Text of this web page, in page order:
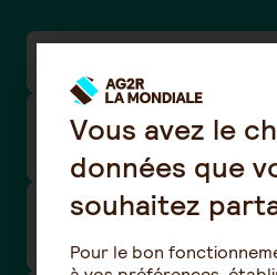
Comment modifier mes
Liste des agences AG2R La
Vous avez le
données que
souhaitez
Pour le bon